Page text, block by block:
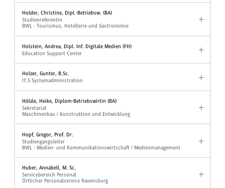
Holder, Christine, Dipl.-Betriebsw. (BA)
Studienreferentin
BWL - Tourismus, Hotellerie und Gastronomie
Holstein, Andrea, Dipl. Inf. Digitale Medien (FH)
Education Support Center
Holzer, Gunter, B.Sc.
IT.S Systemadministration
Hölzle, Heike, Diplom-Betriebswirtin (BA)
Sekretariat
Maschinenbau / Konstruktion und Entwicklung
Hopf, Gregor, Prof. Dr.
Studiengangsleiter
BWL - Medien- und Kommunikationswirtschaft / Medienmanagement
Huber, Annabell, M. Sc.
Servicebereich Personal
Örtlicher Personalservice Ravensburg